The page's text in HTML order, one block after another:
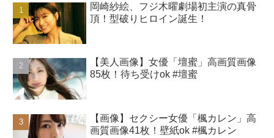
岡崎紗絵、フジ木曜劇場初主演の真骨
頂！型破りヒロイン誕生！
【美人画像】女優「壇蜜」高画質画像
85枚！待ち受けok #壇蜜
【画像】セクシー女優「楓カレン」高
画質画像41枚！壁紙ok #楓カレン